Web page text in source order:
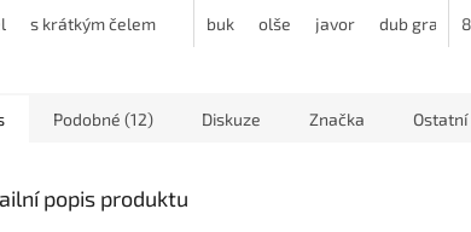
s krátkým čelem
dostupný v různých dekorech,
buk olše javor dub grande
Podobné (12) Diskuze Značka
popis produktu